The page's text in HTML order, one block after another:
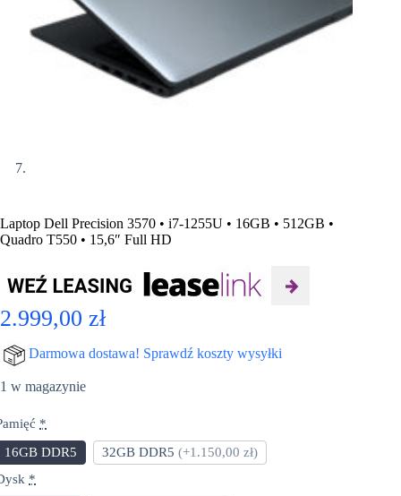
Laptop Dell Precision 3570 • i7-1255U • 16GB • 512GB •
Quadro T550 • 15,6″ Full HD
2.999,00 zł
Darmowa dostawa! Sprawdź koszty wysyłki
1 w magazynie
*
16GB DDR5
32GB DDR5 (+1.150,00 zł)
*